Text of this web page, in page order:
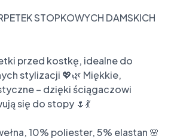
STOPKOWYCH DAMSKICH
przed kostkę, idealne do
stylizacji 💖🌿 Miękkie,
– dzięki ściągaczowi
się do stopy 🌷💃
10% poliester, 5% elastan 🌸